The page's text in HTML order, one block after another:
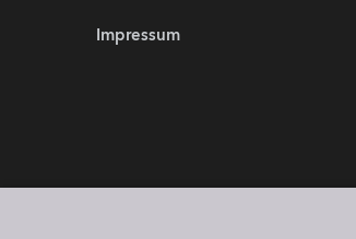
Impressum